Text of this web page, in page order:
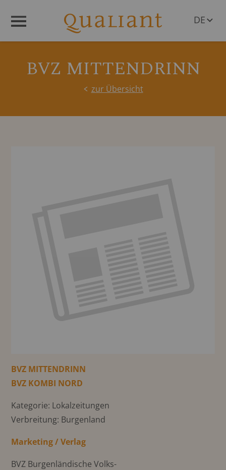
DE
BVZ MITTENDRINN
zur Übersicht
BVZ MITTENDRINN
BVZ KOMBI NORD
Kategorie: Lokalzeitungen
Verbreitung: Burgenland
Marketing / Verlag
BVZ Burgenländische Volks-